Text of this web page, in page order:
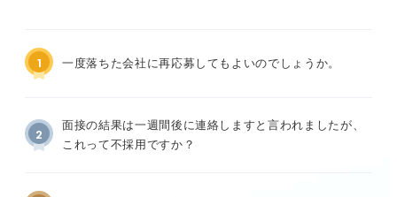
1 一度落ちた会社に再応募してもよいのでしょうか。
2
面接の結果は一週間後に連絡しますと言われましたが、
これって不採用ですか？